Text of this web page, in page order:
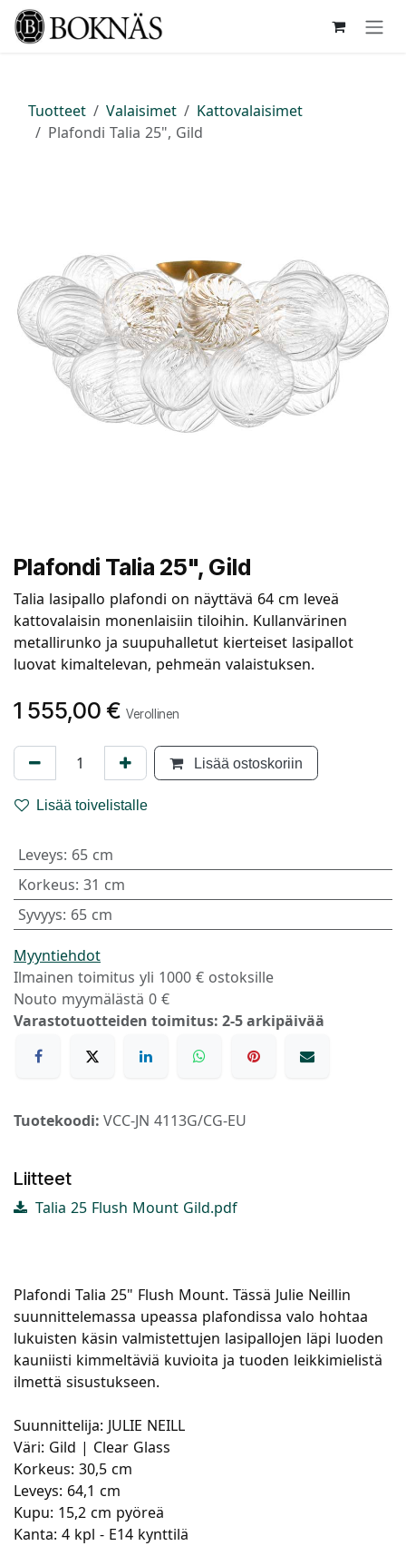
Siirry sisältöön
Tuotteet Valaisimet
Kattovalaisimet
Plafondi Talia 25", Gild
Plafondi Talia 25", Gild
Talia lasipallo plafondi on näyttävä 64 cm leveä
kattovalaisin monenlaisiin tiloihin. Kullanvärinen
metallirunko ja suupuhalletut kierteiset lasipallot
luovat kimaltelevan, pehmeän valaistuksen.
1 555,00 € Verollinen
Lisää ostoskoriin
Lisää toivelistalle
Leveys: 65 cm
Korkeus: 31 cm
Syvyys: 65 cm
Myyntiehdot
Ilmainen toimitus yli 1000 € ostoksille
Nouto myymälästä 0 €
Varastotuotteiden toimitus: 2-5 arkipäivää
Tuotekoodi: VCC-JN 4113G/CG-EU
Liitteet
Talia 25 Flush Mount Gild.pdf
Plafondi Talia 25" Flush Mount. Tässä Julie Neillin
suunnittelemassa upeassa plafondissa valo hohtaa
lukuisten käsin valmistettujen lasipallojen läpi luoden
kauniisti kimmeltäviä kuvioita ja tuoden leikkimielistä
ilmettä sisustukseen.
Suunnittelija: JULIE NEILL
Väri: Gild | Clear Glass
Korkeus: 30,5 cm
Leveys: 64,1 cm
Kupu: 15,2 cm pyöreä
Kanta: 4 kpl - E14 kynttilä